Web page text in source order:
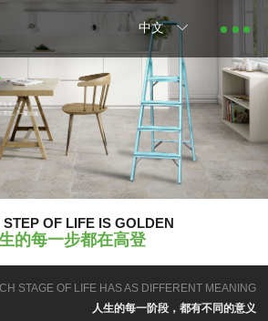
中文
STEP OF LIFE IS GOLDEN
的每一步都在高登
STAGE OF LIFE HAS AS DIFFERENT MEANING
人生的每一阶段，都有不同的意义